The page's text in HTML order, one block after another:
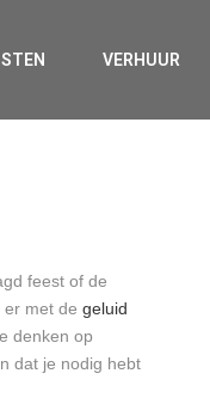
VERHUUR
feest of de
met de geluid
denken op
dat je nodig hebt